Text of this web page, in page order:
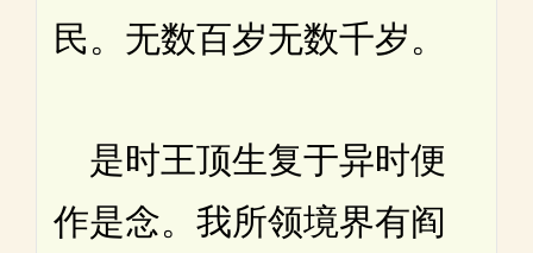
民。无数百岁无数千岁。
是时王顶生复于异时便
作是念。我所领境界有阎